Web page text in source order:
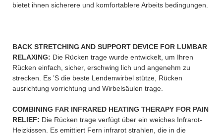
bietet ihnen sicherere und komfortablere Arbeits bedingungen.
BACK STRETCHING AND SUPPORT DEVICE FOR LUMBAR
RELAXING: Die Rücken trage wurde entwickelt, um Ihren
Rücken einfach, sicher, erschwing lich und angenehm zu
strecken. Es ’S die beste Lendenwirbel stütze, Rücken
ausrichtung vorrichtung und Wirbelsäulen trage.
COMBINING FAR INFRARED HEATING THERAPY FOR PAIN
RELIEF: Die Rücken trage verfügt über ein weiches Infrarot-
Heizkissen. Es emittiert Fern infrarot strahlen, die in die